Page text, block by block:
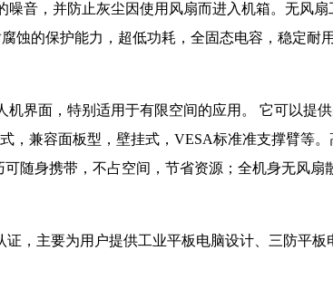
音，并防止灰尘因使用风扇而进入机箱。无风
的保护能力，超低功耗，全固态电容，稳定耐
界面，特别适用于有限空间的应用。 它可以提
兼容面板型，壁挂式，VESA标准准支撑臂等。
随身携带，不占空间，节省资源；全机身无风扇
，主要为用户提供工业平板电脑设计、三防平